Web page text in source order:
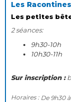
Les Racontines
Les petites
2 séances:
9h30-10h
10h30-11h
Sur inscription :
Horaires : De 9h30 à